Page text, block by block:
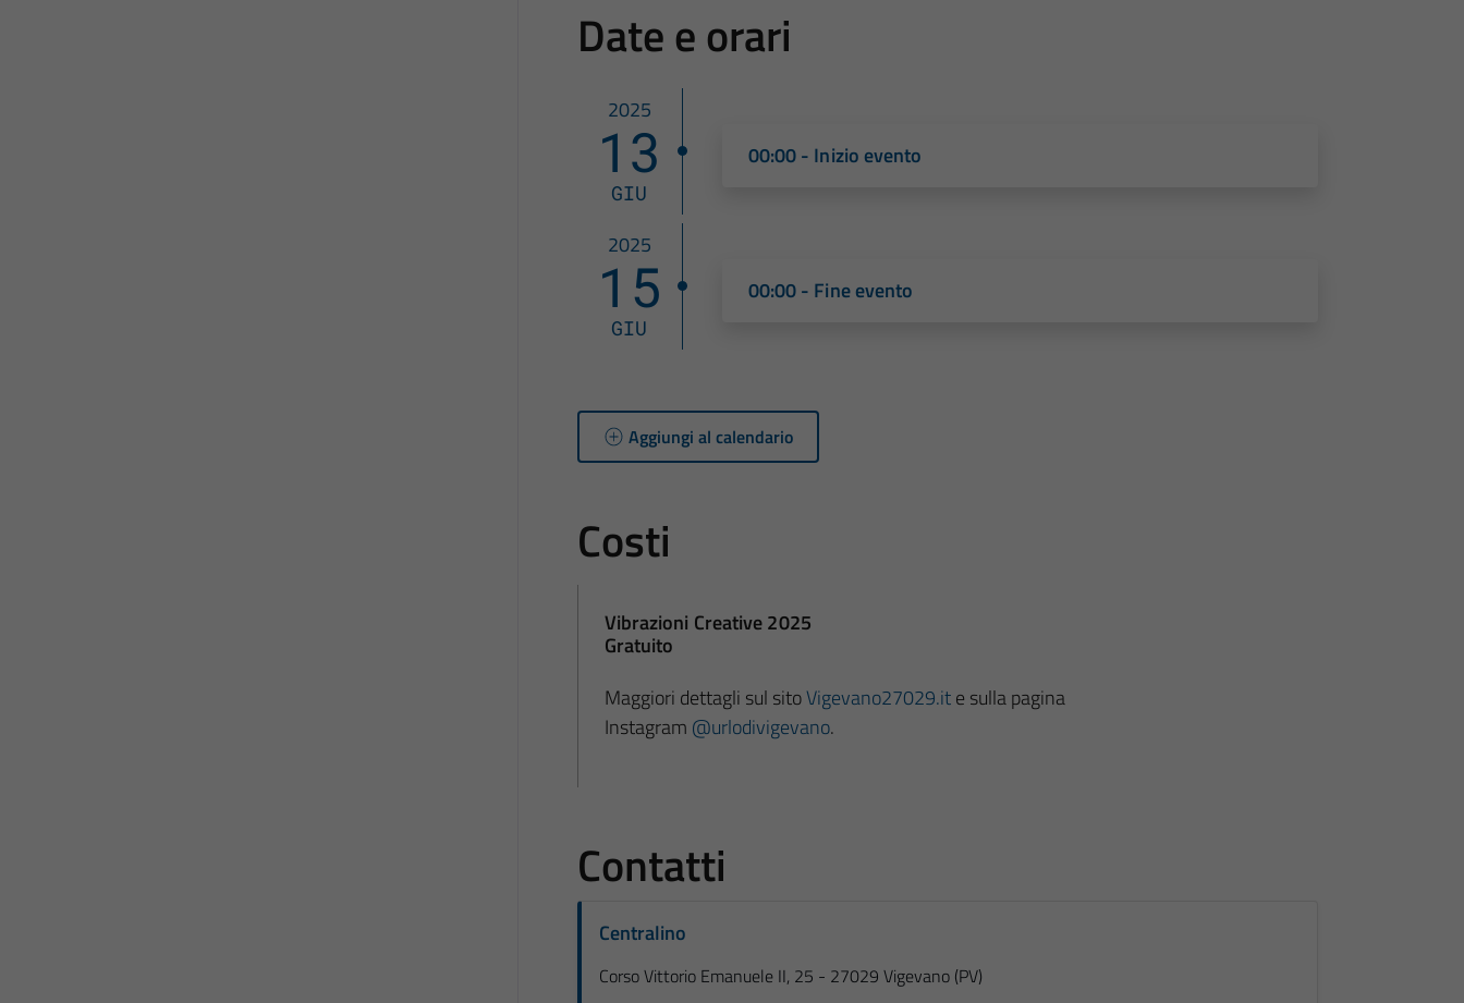
Date e orari
2025
13
GIU
00:00 - Inizio evento
2025
15
GIU
00:00 - Fine evento
Aggiungi al calendario
Costi
Vibrazioni Creative 2025
Gratuito
Maggiori dettagli sul sitoVigevano27029.ite sulla pagina
Instagram @urlodivigevano.
Contatti
Centralino
Corso Vittorio Emanuele II, 25 - 27029 Vigevano (PV)